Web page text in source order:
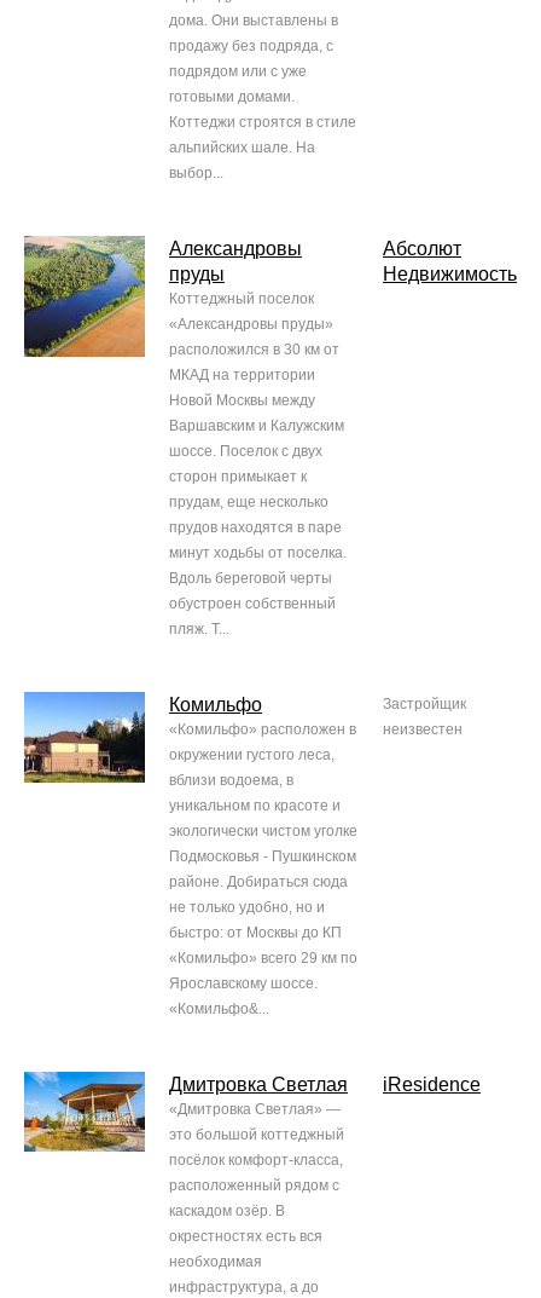
дома. Они выставлены в
продажу без подряда, с
подрядом или с уже
готовыми домами.
Коттеджи строятся в стиле
альпийских шале. На
выбор...
Александровы
пруды
Коттеджный поселок
«Александровы пруды»
расположился в 30 км от
МКАД на территории
Новой Москвы между
Варшавским и Калужским
шоссе. Поселок с двух
сторон примыкает к
прудам, еще несколько
прудов находятся в паре
минут ходьбы от поселка.
Вдоль береговой черты
обустроен собственный
пляж. Т...
Абсолют
Недвижимость
Комильфо
«Комильфо» расположен в
окружении густого леса,
вблизи водоема, в
уникальном по красоте и
экологически чистом уголке
Подмосковья - Пушкинском
районе. Добираться сюда
не только удобно, но и
быстро: от Москвы до КП
«Комильфо» всего 29 км по
Ярославскому шоссе.
«Комильфо&...
Застройщик
неизвестен
Дмитровка Светлая
«Дмитровка Светлая» —
это большой коттеджный
посёлок комфорт-класса,
расположенный рядом с
каскадом озёр. В
окрестностях есть вся
необходимая
инфраструктура, а до
iResidence